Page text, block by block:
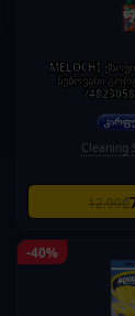
MELOCHI
წებოვანი
/
Cleaning
12.90₾
-40%